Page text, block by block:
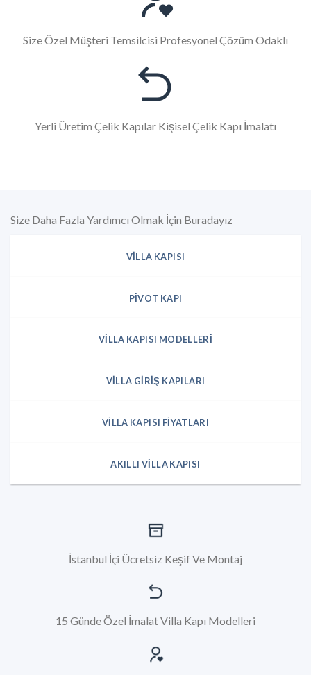
Size Özel Müşteri Temsilcisi Profesyonel Çözüm Odaklı
Yerli Üretim Çelik Kapılar Kişisel Çelik Kapı İmalatı
Size Daha Fazla Yardımcı Olmak İçin Buradayız
VILLA KAPISI
PIVOT KAPI
VILLA KAPISI MODELLERI
VILLA GIRIŞ KAPILARI
VILLA KAPISI FIYATLARI
AKILLI VILLA KAPISI
İstanbul İçi Ücretsiz Keşif Ve Montaj
15 Günde Özel İmalat Villa Kapı Modelleri